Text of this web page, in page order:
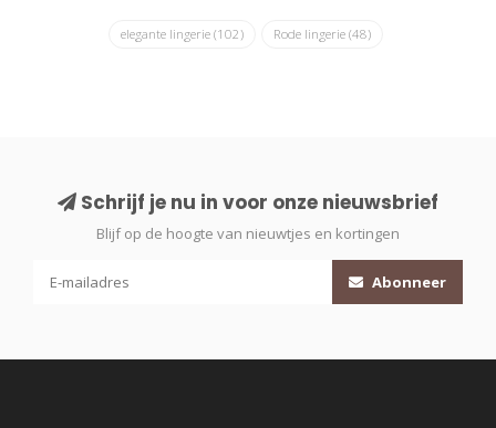
elegante lingerie (102) Rode lingerie (48)
Schrijf je nu in voor onze nieuwsbrief
Blijf op de hoogte van nieuwtjes en kortingen
Abonneer